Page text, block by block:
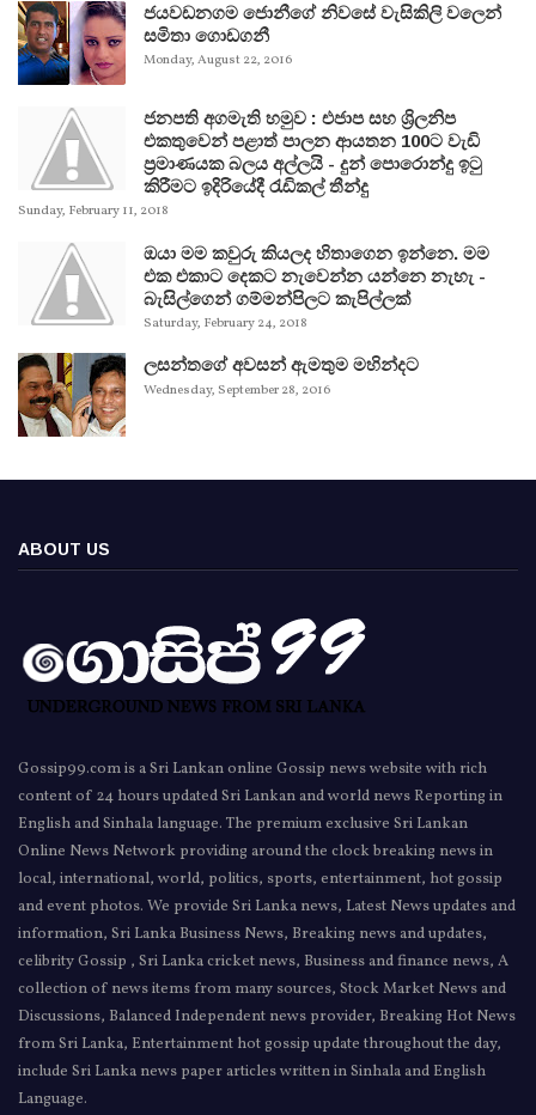
ජයවඩනගම ජොනීගේ නිවසේ වැසිකිලි වලෙන්
සමිතා ගොඩගනී
Monday, August 22, 2016
ජනපති අගමැති හමුව : එජාප සහ ශ්‍රිලනිප
එකතුවෙන් පළාත් පාලන ආයතන 100ට වැඩි
ප්‍රමාණයක බලය අල්ලයි - දුන් පොරොන්දු ඉටු
කිරීමට ඉදිරියේදී රැඩිකල් තීන්දු
Sunday, February 11, 2018
ඔයා මම කවුරු කියලද හිතාගෙන ඉන්නෙ. මම
එක එකාට දෙකට නැවෙන්න යන්නෙ නැහැ -
බැසිල්ගෙන් ගම්මන්පිලට කැපිල්ලක්
Saturday, February 24, 2018
ලසන්තගේ අවසන් ඇමතුම මහින්දට
Wednesday, September 28, 2016
ABOUT US
Gossip99.com is a Sri Lankan online Gossip news website with rich
content of 24 hours updated Sri Lankan and world news Reporting in
English and Sinhala language. The premium exclusive Sri Lankan
Online News Network providing around the clock breaking news in
local, international, world, politics, sports, entertainment, hot gossip
and event photos. We provide Sri Lanka news, Latest News updates and
information, Sri Lanka Business News, Breaking news and updates,
celibrity Gossip , Sri Lanka cricket news, Business and finance news, A
collection of news items from many sources, Stock Market News and
Discussions, Balanced Independent news provider, Breaking Hot News
from Sri Lanka, Entertainment hot gossip update throughout the day,
include Sri Lanka news paper articles written in Sinhala and English
Language.